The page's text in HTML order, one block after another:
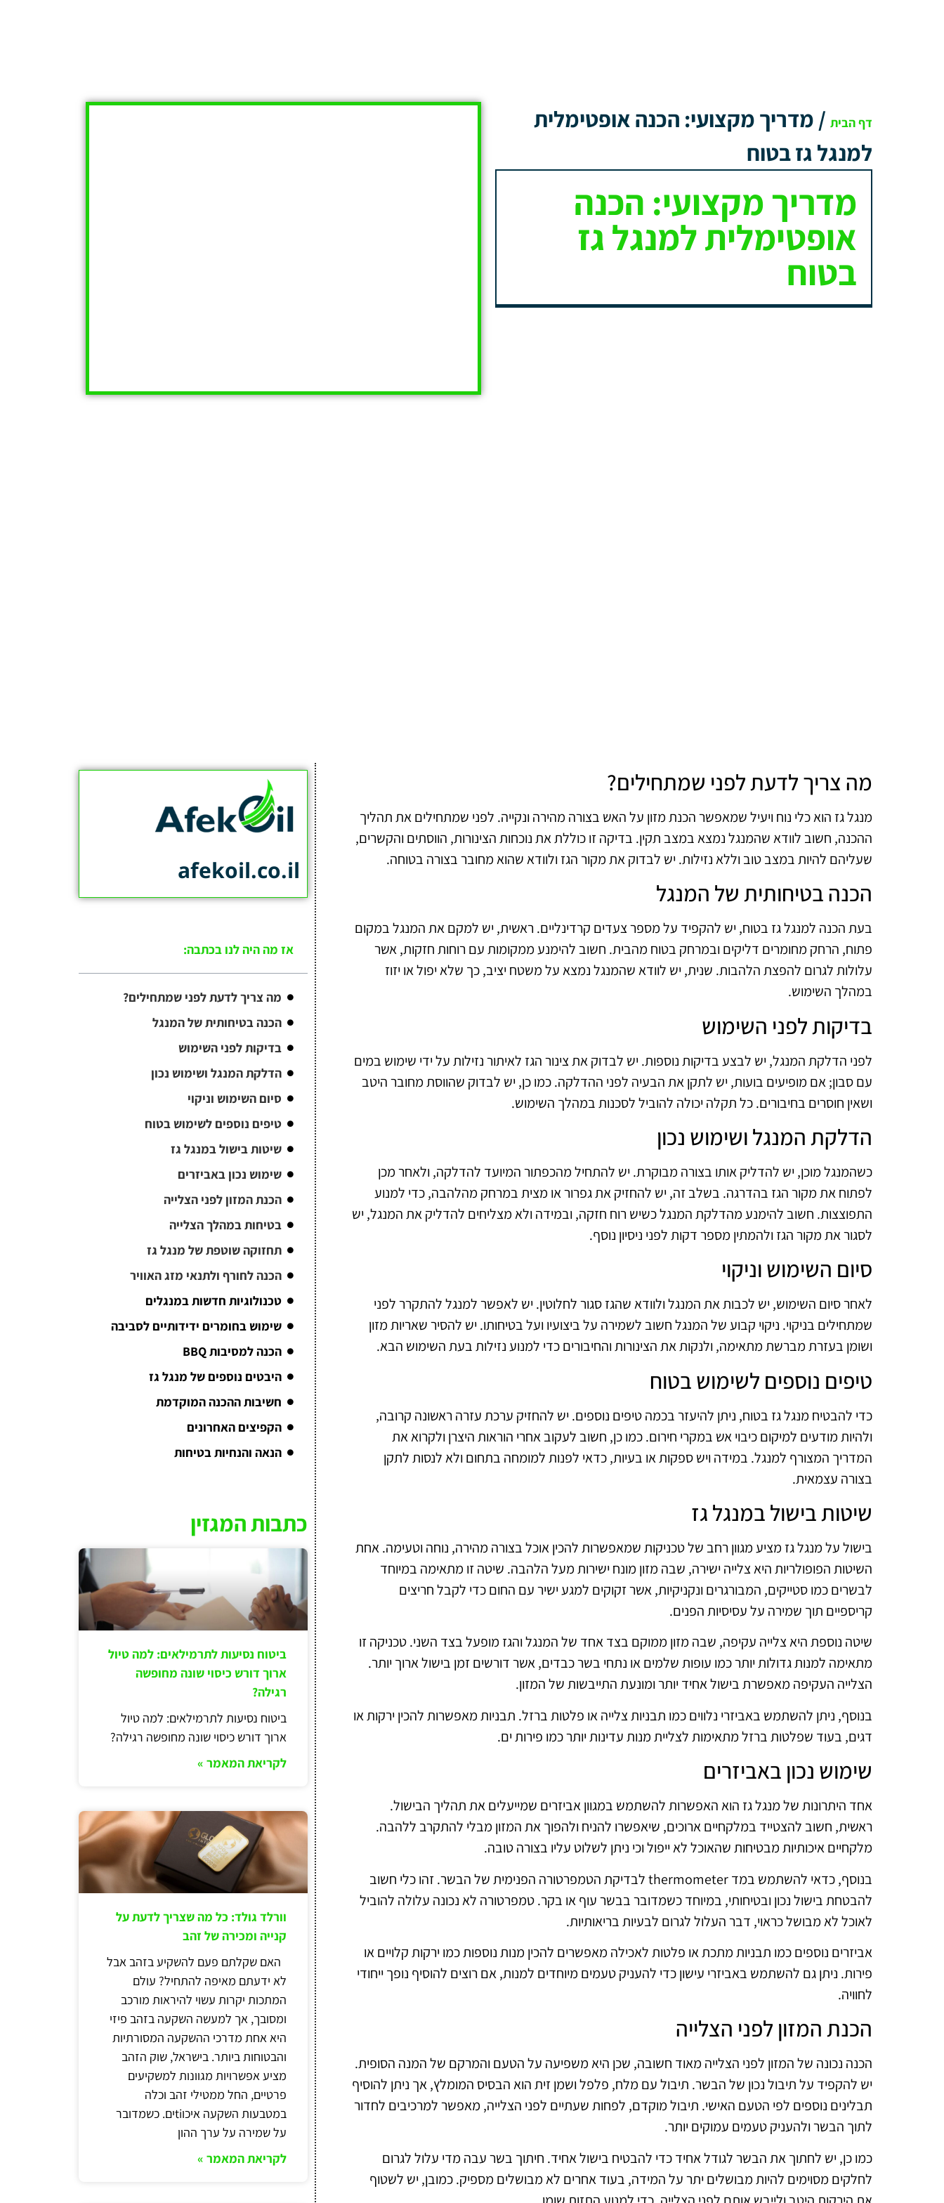
דף הבית /מדריך מקצועי: הכנה אופטימלית
למנגל גז בטוח
מדריך מקצועי: הכנה
אופטימלית למנגל גז
בטוח
מה צריך לדעת לפני שמתחילים?
מנגל גז הוא כלי נוח ויעיל שמאפשר הכנת מזון על האש בצורה מהירה ונקייה. לפני שמתחילים את תהליך
ההכנה, חשוב לוודא שהמנגל נמצא במצב תקין. בדיקה זו כוללת את נוכחות הצינורות, הווסתים והקשרים,
שעליהם להיות במצב טוב וללא נזילות. יש לבדוק את מקור הגז ולוודא שהוא מחובר בצורה בטוחה.
הכנה בטיחותית של המנגל
בעת הכנה למנגל גז בטוח, יש להקפיד על מספר צעדים קרדינליים. ראשית, יש למקם את המנגל במקום
פתוח, הרחק מחומרים דליקים ובמרחק בטוח מהבית. חשוב להימנע ממקומות עם רוחות חזקות, אשר
עלולות לגרום להפצת הלהבות. שנית, יש לוודא שהמנגל נמצא על משטח יציב, כך שלא יפול או יזוז
במהלך השימוש.
בדיקות לפני השימוש
לפני הדלקת המנגל, יש לבצע בדיקות נוספות. יש לבדוק את צינור הגז לאיתור נזילות על ידי שימוש במים
עם סבון; אם מופיעים בועות, יש לתקן את הבעיה לפני ההדלקה. כמו כן, יש לבדוק שהווסת מחובר היטב
ושאין חוסרים בחיבורים. כל תקלה יכולה להוביל לסכנות במהלך השימוש.
הדלקת המנגל ושימוש נכון
כשהמנגל מוכן, יש להדליק אותו בצורה מבוקרת. יש להתחיל מהכפתור המיועד להדלקה, ולאחר מכן
לפתוח את מקור הגז בהדרגה. בשלב זה, יש להחזיק את גפרור או מצית במרחק מהלהבה, כדי למנוע
התפוצצות. חשוב להימנע מהדלקת המנגל כשיש רוח חזקה, ובמידה ולא מצליחים להדליק את המנגל, יש
לסגור את מקור הגז ולהמתין מספר דקות לפני ניסיון נוסף.
סיום השימוש וניקוי
לאחר סיום השימוש, יש לכבות את המנגל ולוודא שהגז סגור לחלוטין. יש לאפשר למנגל להתקרר לפני
שמתחילים בניקוי. ניקוי קבוע של המנגל חשוב לשמירה על ביצועיו ועל בטיחותו. יש להסיר שאריות מזון
ושומן בעזרת מברשת מתאימה, ולנקות את הצינורות והחיבורים כדי למנוע נזילות בעת השימוש הבא.
טיפים נוספים לשימוש בטוח
כדי להבטיח מנגל גז בטוח, ניתן להיעזר בכמה טיפים נוספים. יש להחזיק ערכת עזרה ראשונה קרובה,
ולהיות מודעים למיקום כיבוי אש במקרי חירום. כמו כן, חשוב לעקוב אחרי הוראות היצרן ולקרוא את
המדריך המצורף למנגל. במידה ויש ספקות או בעיות, כדאי לפנות למומחה בתחום ולא לנסות לתקן
בצורה עצמאית.
שיטות בישול במנגל גז
בישול על מנגל גז מציע מגוון רחב של טכניקות שמאפשרות להכין אוכל בצורה מהירה, נוחה וטעימה. אחת
השיטות הפופולריות היא צלייה ישירה, שבה מזון מונח ישירות מעל הלהבה. שיטה זו מתאימה במיוחד
לבשרים כמו סטייקים, המבורגרים ונקניקיות, אשר זקוקים למגע ישיר עם החום כדי לקבל חריצים
קריספיים תוך שמירה על עסיסיות הפנים.
שיטה נוספת היא צלייה עקיפה, שבה מזון ממוקם בצד אחד של המנגל והגז מופעל בצד השני. טכניקה זו
מתאימה למנות גדולות יותר כמו עופות שלמים או נתחי בשר כבדים, אשר דורשים זמן בישול ארוך יותר.
הצלייה העקיפה מאפשרת בישול אחיד יותר ומונעת התייבשות של המזון.
בנוסף, ניתן להשתמש באביזרי נלווים כמו תבניות צלייה או פלטות ברזל. תבניות מאפשרות להכין ירקות או
דגים, בעוד שפלטות ברזל מתאימות לצליית מנות עדינות יותר כמו פירות ים.
שימוש נכון באביזרים
אחד היתרונות של מנגל גז הוא האפשרות להשתמש במגוון אביזרים שמייעלים את תהליך הבישול.
ראשית, חשוב להצטייד במלקחיים ארוכים, שיאפשרו להניח ולהפוך את המזון מבלי להתקרב ללהבה.
מלקחיים איכותיות מבטיחות שהאוכל לא ייפול וכי ניתן לשלוט עליו בצורה טובה.
בנוסף, כדאי להשתמש במד thermometer לבדיקת הטמפרטורה הפנימית של הבשר. זהו כלי חשוב
להבטחת בישול נכון ובטיחותי, במיוחד כשמדובר בבשר עוף או בקר. טמפרטורה לא נכונה עלולה להוביל
לאוכל לא מבושל כראוי, דבר העלול לגרום לבעיות בריאותיות.
אביזרים נוספים כמו תבניות מתכת או פלטות לאכילה מאפשרים להכין מנות נוספות כמו ירקות קלויים או
פירות. ניתן גם להשתמש באביזרי עישון כדי להעניק טעמים מיוחדים למנות, אם רוצים להוסיף נופך ייחודי
לחוויה.
הכנת המזון לפני הצלייה
הכנה נכונה של המזון לפני הצלייה מאוד חשובה, שכן היא משפיעה על הטעם והמרקם של המנה הסופית.
יש להקפיד על תיבול נכון של הבשר. תיבול עם מלח, פלפל ושמן זית הוא הבסיס המומלץ, אך ניתן להוסיף
תבלינים נוספים לפי הטעם האישי. תיבול מוקדם, לפחות שעתיים לפני הצלייה, מאפשר למרכיבים לחדור
לתוך הבשר ולהעניק טעמים עמוקים יותר.
כמו כן, יש לחתוך את הבשר לגודל אחיד כדי להבטיח בישול אחיד. חיתוך בשר עבה מדי עלול לגרום
לחלקים מסוימים להיות מבושלים יתר על המידה, בעוד אחרים לא מבושלים מספיק. כמובן, יש לשטוף
afekoil.co.il
אז מה היה לנו בכתבה:
מה צריך לדעת לפני שמתחילים?
הכנה בטיחותית של המנגל
בדיקות לפני השימוש
הדלקת המנגל ושימוש נכון
סיום השימוש וניקוי
טיפים נוספים לשימוש בטוח
שיטות בישול במנגל גז
שימוש נכון באביזרים
הכנת המזון לפני הצלייה
בטיחות במהלך הצלייה
תחזוקה שוטפת של מנגל גז
הכנה לחורף ולתנאי מזג האוויר
טכנולוגיות חדשות במנגלים
שימוש בחומרים ידידותיים לסביבה
הכנה למסיבות BBQ
היבטים נוספים של מנגל גז
חשיבות ההכנה המוקדמת
הקפיצים האחרונים
הנאה והנחיות בטיחות
כתבות המגזין
ביטוח נסיעות לתרמילאים: למה טיול
ארוך דורש כיסוי שונה מחופשה
רגילה?
ביטוח נסיעות לתרמילאים: למה טיול
ארוך דורש כיסוי שונה מחופשה רגילה?
לקריאת המאמר »
וורלד גולד: כל מה שצריך לדעת על
קנייה ומכירה של זהב
האם שקלתם פעם להשקיע בזהב אבל
לא ידעתם מאיפה להתחיל? עולם
המתכות יקרות עשוי להיראות מורכב
ומסובך, אך למעשה השקעה בזהב פיזי
היא אחת מדרכי ההשקעה המסורתיות
והבטוחות ביותר. בישראל, שוק הזהב
מציע אפשרויות מגוונות למשקיעים
פרטיים, החל ממטילי זהב וכלה
במטבעות השקעה איכוtiים. כשמדובר
על שמירה על ערך ההון
לקריאת המאמר »